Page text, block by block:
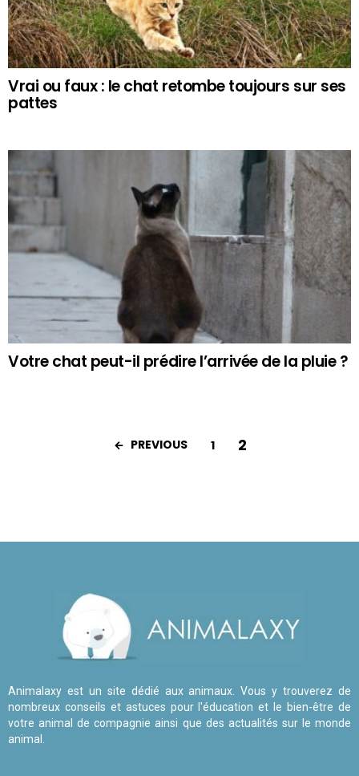
Vrai ou faux : le chat retombe toujours sur ses
pattes
Votre chat peut-il prédire l’arrivée de la pluie ?
PREVIOUS 1 2
Animalaxy est un site dédié aux animaux. Vous y trouverez de
nombreux conseils et astuces pour l'éducation et le bien-être de
votre animal de compagnie ainsi que des actualités sur le monde
animal.